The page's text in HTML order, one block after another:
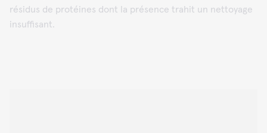
résidus de protéines dont la présence trahit un nettoyage
insuffisant.